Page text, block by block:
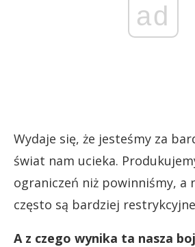
ad
Wydaje się, że jesteśmy za
świat nam ucieka.
ograniczeń niż powinniśmy, a
często są bardziej
A z czego wynika ta nasza